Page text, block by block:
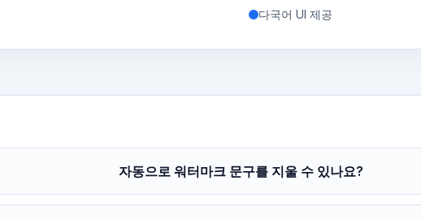
다국어 UI 제공
자동으로 워터마크 문구를 지울 수 있나요?